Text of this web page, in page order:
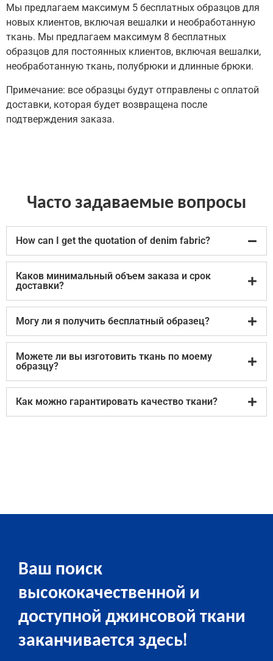
Мы предлагаем максимум 5 бесплатных образцов для
новых клиентов, включая вешалки и необработанную
ткань. Мы предлагаем максимум 8 бесплатных
образцов для постоянных клиентов, включая вешалки,
необработанную ткань, полубрюки и длинные брюки.
Примечание: все образцы будут отправлены с оплатой
доставки, которая будет возвращена после
подтверждения заказа.
Часто задаваемые вопросы
How can I get the quotation of denim fabric?
Каков минимальный объем заказа и срок
доставки?
Могу ли я получить бесплатный образец?
Можете ли вы изготовить ткань по моему
образцу?
Как можно гарантировать качество ткани?
Ваш поиск
высококачественной и
доступной джинсовой ткани
заканчивается здесь!